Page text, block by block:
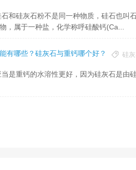
，属于一种盐，化学称呼硅酸钙(Ca...
有哪些？硅灰石与重钙哪个好？ 硅
重钙的水溶性更好，因为硅灰石是由硅